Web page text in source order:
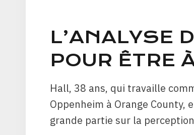
L’ANALYSE
POUR ÊTRE
Hall, 38 ans, qui travaille
Oppenheim à Orange County,
grande partie sur la